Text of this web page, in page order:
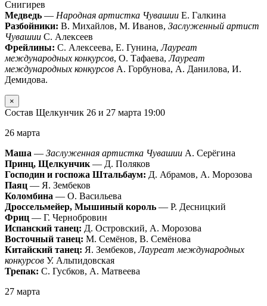
Снигирев
Медведь — Народная артистка Чувашии Е. Галкина
Разбойники: В. Михайлов, М. Иванов, Заслуженный артист
Чувашии С. Алексеев
Фрейлины: С. Алексеева, Е. Гунина,Лауреат
международных конкурсов, О. Тафаева,Лауреат
международных конкурсов А. Горбунова, А. Данилова, И.
Демидова.
×
Состав Щелкунчик 26 и 27 марта 19:00
26 марта
Маша — Заслуженная артистка Чувашии А. Серёгина
Принц, Щелкунчик — Д. Поляков
Господин и госпожа Штальбаум: Д. Абрамов, А. Морозова
Паяц — Я. Зембеков
Коломбина — О. Васильева
Дроссельмейер, Мышиный король — Р. Десницкий
Фриц — Г. Чернобровин
Испанский танец: Д. Островский, А. Морозова
Восточный танец: М. Семёнов, В. Семёнова
Китайский танец: Я. Зембеков,Лауреат международных
конкурсов У. Альпидовская
Трепак: С. Гусбков, А. Матвеева
27 марта